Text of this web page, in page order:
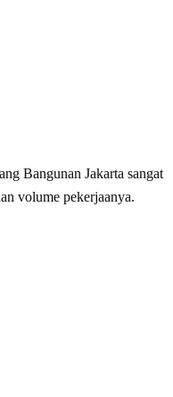
Bangunan Jakarta sangat
volume pekerjaanya.